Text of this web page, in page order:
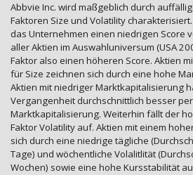
Abbvie Inc. wird maßgeblich durch
Faktoren Size und Volatility
das Unternehmen einen niedrigen Score
aller Aktien im Auswahluniversum (USA
Faktor also einen höheren Score. Aktien
für Size zeichnen sich durch eine hohe
Aktien mit niedriger Marktkapitalisierung
Vergangenheit durchschnittlich besser
Marktkapitalisierung. Weiterhin fällt der
Faktor Volatility auf. Aktien mit einem
sich durch eine niedrige tägliche
Tage) und wöchentliche Volalitlität
Wochen) sowie eine hohe Kursstabilität